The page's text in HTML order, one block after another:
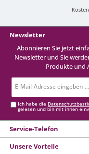
Newsletter
Abonnieren Sie jetzt
Newsletter und Sie
Produkte und
Ich habe die
gelesen und bin mit ihnen
Service-Telefon
Unsere Vorteile